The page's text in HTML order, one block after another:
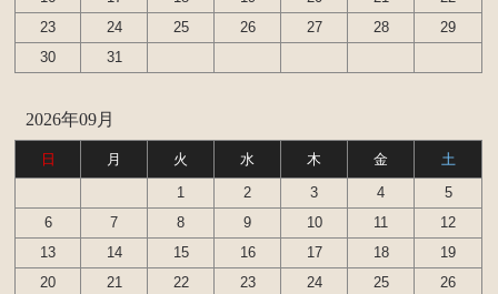
ーズシリンダー オーバーホールキット など）
エンジンパーツ
イグナイター
汎用品
添加剤 漏れ止め剤（エンジン ラジエーター パワー
ステアリング など）
23
24 25 26 27 28
29
30
31
2026年09月
日 月 火 水 木 金
土
1
2 3 4
5
6
7 8 9 10 11
12
13
14 15 16 17 18
19
20
21 22 23 24 25
26